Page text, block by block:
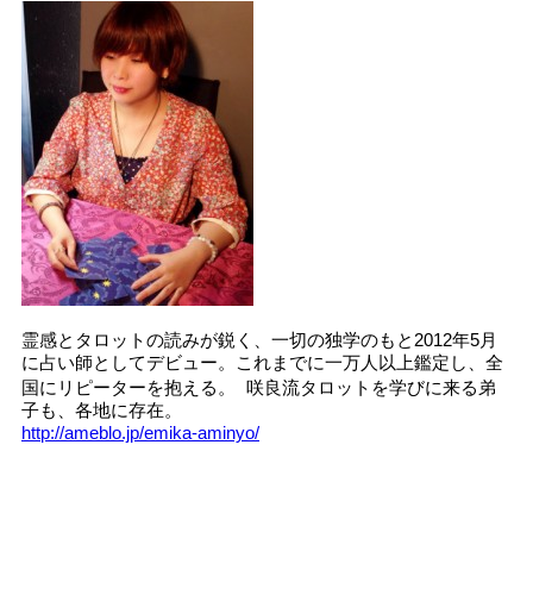
霊感とタロットの読みが鋭く、一切の独学のもと2012年5月
に占い師としてデビュー。これまでに一万人以上鑑定し、全
国にリピーターを抱える。 咲良流タロットを学びに来る弟
子も、各地に存在。
http://ameblo.jp/emika-aminyo/